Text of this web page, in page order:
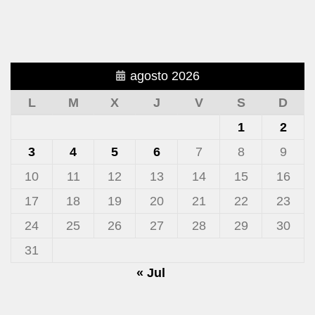
agosto 2026
L
M X J V S
D
1
2
3
4 5 6 7 8
9
10
11 12 13 14 15
16
17
18 19 20 21 22
23
24
25 26 27 28 29
30
31
« Jul